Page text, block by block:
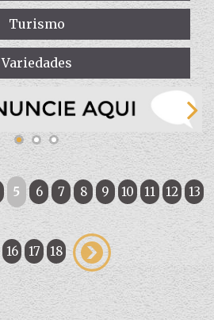
Turismo
Variedades
5 6 7 8 9 10 11 12 13
16 17 18